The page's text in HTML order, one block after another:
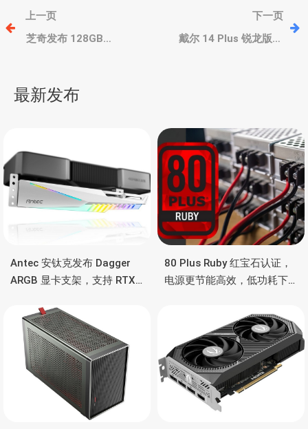
文
章
航
上一页
芝奇发布 128GB
锐龙
下一页
戴尔 14 Plus 锐龙版，
最新发布
Antec 安钛克发布 Dagger
ARGB 显卡支架，支持 RTX
彩灯效
80 Plus Ruby 红宝石认证，
电源更节能高效，低功耗下